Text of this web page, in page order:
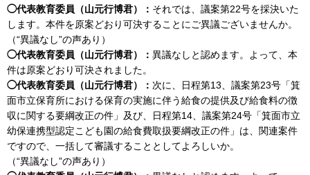
◯代表教育委員（山元行博君）： それでは、議案第22号を採決いた
します。本件を原案どおり可決することにご異議ございませんか。
（“異議なし”の声あり）
◯代表教育委員（山元行博君）： 異議なしと認めます。よって、本
件は原案どおり可決されました。
◯代表教育委員（山元行博君）： 次に、日程第13、議案第23号「箕
面市立保育所における保育の実施に伴う給食の提供及び給食料の徴
収に関する要綱改正の件」及び、日程第14、議案第24号「箕面市立
幼保連携型認定こども園の給食費取扱要綱改正の件」は、関連案件
ですので、一括して審議することとしてよろしいか。
（“異議なし”の声あり）